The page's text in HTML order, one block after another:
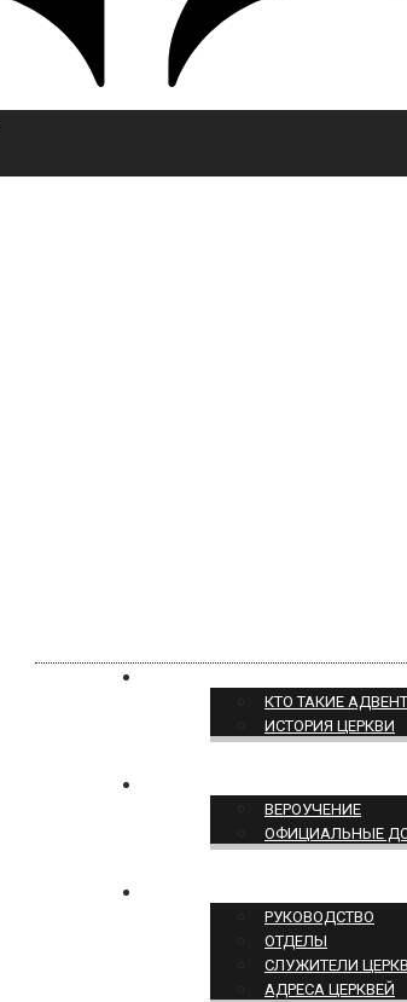
КТО ТАКИЕ
ИСТОРИЯ ЦЕРКВИ
ВЕРОУЧЕНИЕ
ОФИЦИАЛЬНЫЕ
РУКОВОДСТВО
ОТДЕЛЫ
СЛУЖИТЕЛИ
АДРЕСА ЦЕРКВЕЙ